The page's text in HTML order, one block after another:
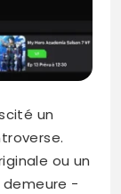
un
ou un
−